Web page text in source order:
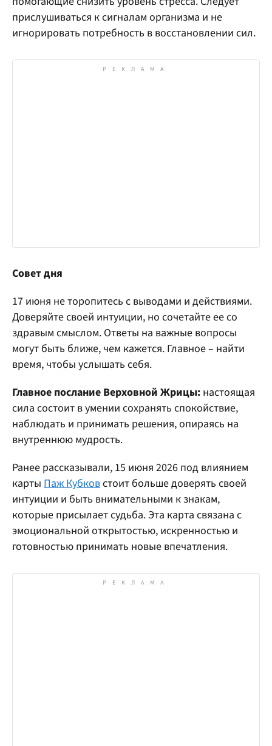
прислушиваться к сигналам организма и не
игнорировать потребность в восстановлении сил.
Совет дня
17 июня не торопитесь с выводами и действиями.
Доверяйте своей интуиции, но сочетайте ее со
здравым смыслом. Ответы на важные вопросы
могут быть ближе, чем кажется. Главное – найти
время, чтобы услышать себя.
Главное послание Верховной Жрицы: настоящая
сила состоит в умении сохранять спокойствие,
наблюдать и принимать решения, опираясь на
внутреннюю мудрость.
Ранее рассказывали, 15 июня 2026 под влиянием
карты Паж Кубковстоит больше доверять своей
интуиции и быть внимательными к знакам,
которые присылает судьба. Эта карта связана с
эмоциональной открытостью, искренностью и
готовностью принимать новые впечатления.